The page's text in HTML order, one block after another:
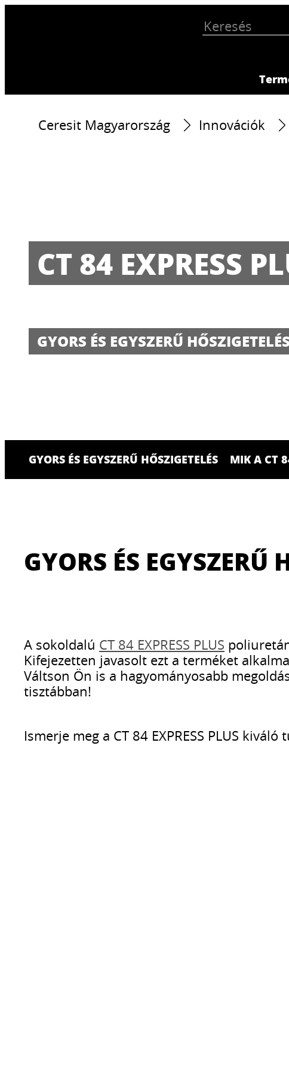
Ceresit Magyarország Innovációk
CT 84 EXPRESS
GYORS ÉS EGYSZERŰ HŐSZIGETELÉS
GYORS ÉS EGYSZERŰ HŐSZIGETELÉS MIK A CT
GYORS ÉS
A sokoldalú CT 84 EXPRESS PLUS
Kifejezetten javasolt ezt a terméket
Váltson Ön is a hagyományosabb
tisztábban!
Ismerje meg a CT 84 EXPRESS PLUS